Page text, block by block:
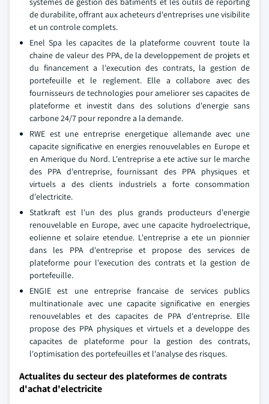
de durabilite, offrant aux acheteurs d'entreprises une visibilite
et un controle complets.
Enel Spa les capacites de la plateforme couvrent toute la
chaine de valeur des PPA, de la developpement de projets et
du financement a l'execution des contrats, la gestion de
portefeuille et le reglement. Elle a collabore avec des
fournisseurs de technologies pour ameliorer ses capacites de
plateforme et investit dans des solutions d'energie sans
carbone 24/7 pour repondre a la demande.
RWE est une entreprise energetique allemande avec une
capacite significative en energies renouvelables en Europe et
en Amerique du Nord. L'entreprise a ete active sur le marche
des PPA d'entreprise, fournissant des PPA physiques et
virtuels a des clients industriels a forte consommation
d'electricite.
Statkraft est l'un des plus grands producteurs d'energie
renouvelable en Europe, avec une capacite hydroelectrique,
eolienne et solaire etendue. L'entreprise a ete un pionnier
dans les PPA d'entreprise et propose des services de
plateforme pour l'execution des contrats et la gestion de
portefeuille.
ENGIE est une entreprise francaise de services publics
multinationale avec une capacite significative en energies
renouvelables et des capacites de PPA d'entreprise. Elle
propose des PPA physiques et virtuels et a developpe des
capacites de plateforme pour la gestion des contrats,
l'optimisation des portefeuilles et l'analyse des risques.
Actualites du secteur des plateformes de contrats
d'achat d'electricite